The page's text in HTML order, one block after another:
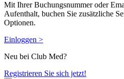
Mit Ihrer Buchungsnummer oder
Aufenthalt, buchen Sie zusätzliche
Optionen.
Einloggen >
Neu bei Club Med?
Registrieren Sie sich jetzt!